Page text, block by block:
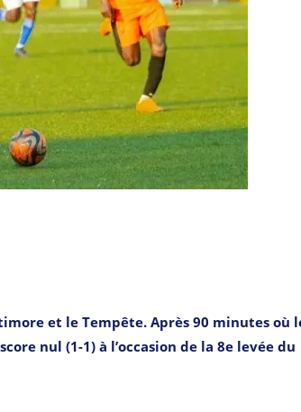
et le Tempête. Après 90 minutes où
nul (1-1) à l’occasion de la 8e levée du